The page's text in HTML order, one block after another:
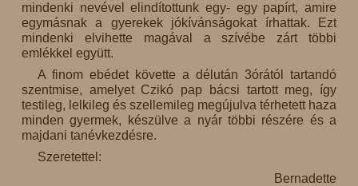
mindenki nevével elindítottunk egy- egy papírt, amire
egymásnak a gyerekek jókívánságokat írhattak. Ezt
mindenki elvihette magával a szívébe zárt többi
emlékkel együtt.
A finom ebédet követte a délután 3órától tartandó
szentmise, amelyet Czikó pap bácsi tartott meg, így
testileg, lelkileg és szellemileg megújulva térhetett haza
minden gyermek, készülve a nyár többi részére és a
majdani tanévkezdésre.
Szeretettel:
Bernadette